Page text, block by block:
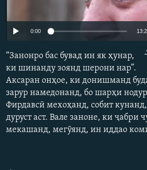
Русский
Ҳамаи сомонаҳои RFE/RL
Auto 240p 360p
720p 1080p
0:00
“Занонро бас бувад ин як ҳунар,
ки шинанду зоянд шерони нар”.
Аксаран онҳое, ки донишманд
зарур намедонанд, бо шарҳи
Фирдавсӣ мехоҳанд, собит
дуруст аст. Вале заноне, ки ҷабри
мекашанд, мегӯянд, ин иддао